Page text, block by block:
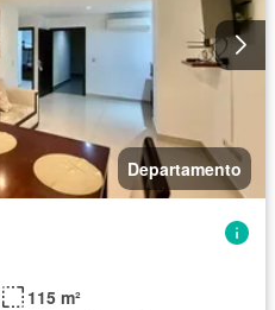
Departamento
115 m²